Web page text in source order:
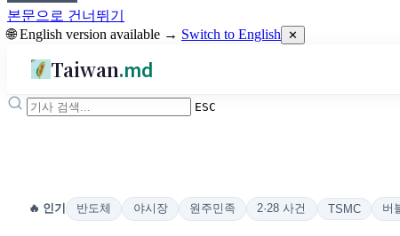
본문으로 건너뛰기
🌐 English version available → Switch to English ✕
Taiwan.md
ESC
🔥 인기 반도체 야시장 원주민족 2·28 사건 TSMC 버